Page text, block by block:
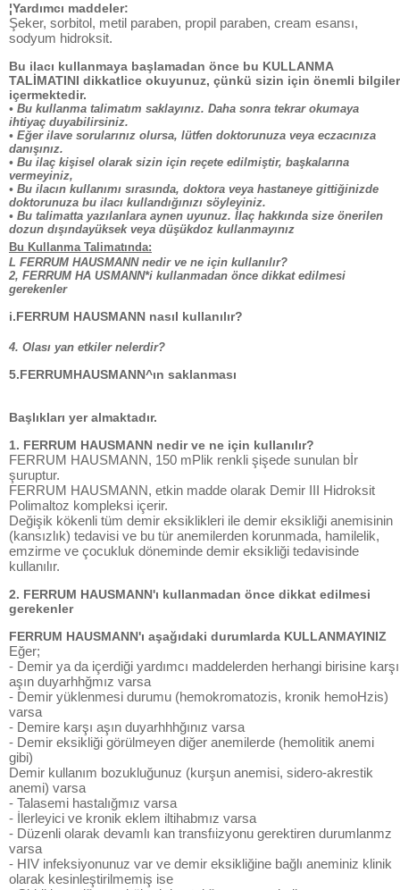
¦Yardımcı maddeler:
Şeker, sorbitol, metil paraben, propil paraben, cream esansı,
sodyum hidroksit.
Bu ilacı kullanmaya başlamadan önce bu KULLANMA
TALİMATINI dikkatlice okuyunuz, çünkü sizin için önemli bilgiler
içermektedir.
• Bu kullanma talimatım saklayınız. Daha sonra tekrar okumaya
ihtiyaç duyabilirsiniz.
• Eğer ilave sorularınız olursa, lütfen doktorunuza veya eczacınıza
danışınız.
• Bu ilaç kişisel olarak sizin için reçete edilmiştir, başkalarına
vermeyiniz,
• Bu ilacın kullanımı sırasında, doktora veya hastaneye gittiğinizde
doktorunuza bu ilacı kullandığınızı söyleyiniz.
• Bu talimatta yazılanlara aynen uyunuz. İlaç hakkında size önerilen
dozun dışındayüksek veya düşükdoz kullanmayınız
Bu Kullanma Talimatında:
L FERRUM HAUSMANN nedir ve ne için kullanılır?
2, FERRUM HA USMANN*i kullanmadan önce dikkat edilmesi
gerekenler
i.FERRUM HAUSMANN nasıl kullanılır?
4. Olası yan etkiler nelerdir?
5.FERRUMHAUSMANN^ın saklanması
Başlıkları yer almaktadır.
1. FERRUM HAUSMANN nedir ve ne için kullanılır?
FERRUM HAUSMANN, 150 mPlik renkli şişede sunulan bİr
şuruptur.
FERRUM HAUSMANN, etkin madde olarak Demir III Hidroksit
Polimaltoz kompleksi içerir.
Değişik kökenli tüm demir eksiklikleri ile demir eksikliği anemisinin
(kansızlık) tedavisi ve bu tür anemilerden korunmada, hamilelik,
emzirme ve çocukluk döneminde demir eksikliği tedavisinde
kullanılır.
2. FERRUM HAUSMANN'ı kullanmadan önce dikkat edilmesi
gerekenler
FERRUM HAUSMANN'ı aşağıdaki durumlarda KULLANMAYINIZ
Eğer;
- Demir ya da içerdiği yardımcı maddelerden herhangi birisine karşı
aşın duyarhhğmız varsa
- Demir yüklenmesi durumu (hemokromatozis, kronik hemoHzis)
varsa
- Demire karşı aşın duyarhhhğınız varsa
- Demir eksikliği görülmeyen diğer anemilerde (hemolitik anemi
gibi)
Demir kullanım bozukluğunuz (kurşun anemisi, sidero-akrestik
anemi) varsa
- Talasemi hastalığmız varsa
- İlerleyici ve kronik eklem iltihabmız varsa
- Düzenli olarak devamlı kan transfıizyonu gerektiren durumlanmz
varsa
- HIV infeksiyonunuz var ve demir eksikliğine bağlı aneminiz klinik
olarak kesinleştirilmemiş ise